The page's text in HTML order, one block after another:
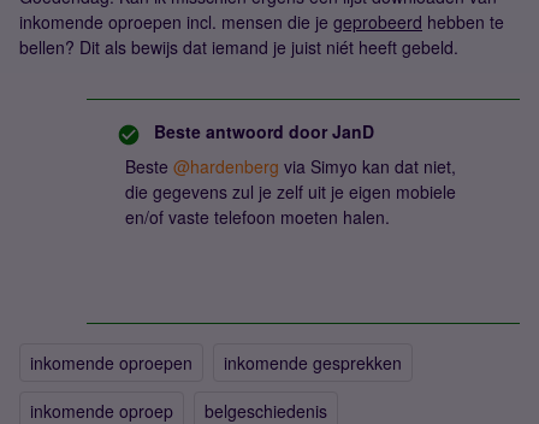
inkomende oproepen incl. mensen die je geprobeerd hebben te
bellen? Dit als bewijs dat iemand je juist niét heeft gebeld.
Beste antwoord door JanD
Beste ​ @hardenberg via Simyo kan dat niet,
die gegevens zul je zelf uit je eigen mobiele
en/of vaste telefoon moeten halen.
inkomende oproepen
inkomende gesprekken
inkomende oproep
belgeschiedenis